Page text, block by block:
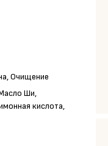
Очищение
Ши,
кислота,